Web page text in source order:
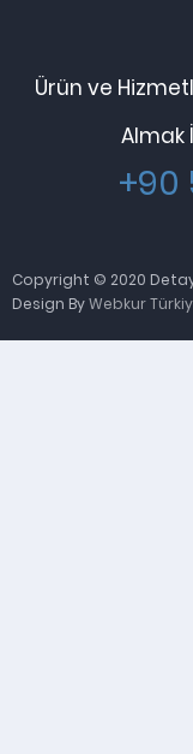
Ürün ve
Almak
+90
Copyright © 2020 Detay
Design ByWebkur